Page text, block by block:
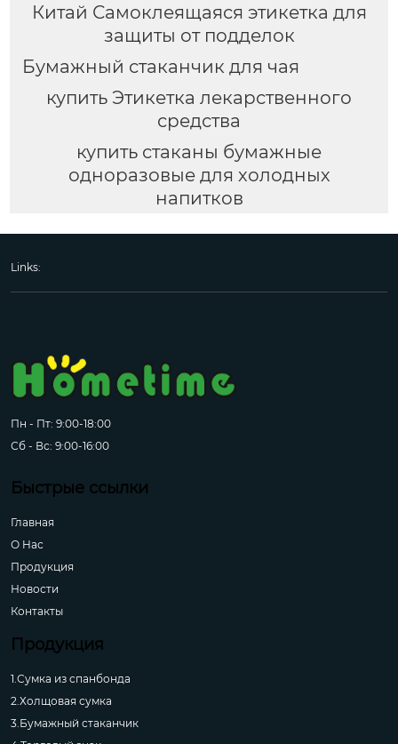
Китай Самоклеящаяся этикетка для
защиты от подделок
Бумажный стаканчик для чая
купить Этикетка лекарственного
средства
купить стаканы бумажные
одноразовые для холодных
напитков
Links:
Пн - Пт: 9:00-18:00
Сб - Вс: 9:00-16:00
Быстрые ссылки
Главная
О Hас
Продукция
Новости
Контакты
Продукция
1.Сумка из спанбонда
2.Холщовая сумка
3.Бумажный стаканчик